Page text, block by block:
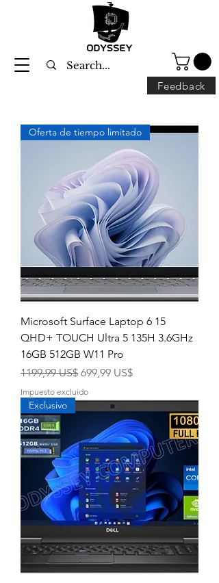
Feedback
Oferta de tiempo limitado
Microsoft Surface Laptop 6 15
QHD+ TOUCH Ultra 5 135H 3.6GHz
16GB 512GB W11 Pro
Precio
1199,99 US$ Precio de oferta
699,99 US$
Impuesto excluido
Exclusivo